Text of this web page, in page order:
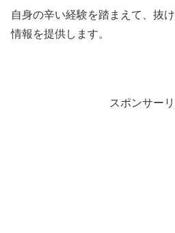
自身の辛い経験を踏まえて、抜
情報を提供します。
スポンサー